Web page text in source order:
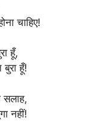
चाहिए!
हूँ,
हूँ!
सलाह,
नहीं!